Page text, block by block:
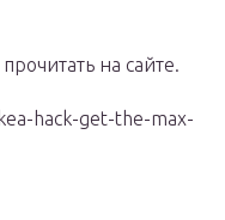
на сайте.
hack-get-the-max-